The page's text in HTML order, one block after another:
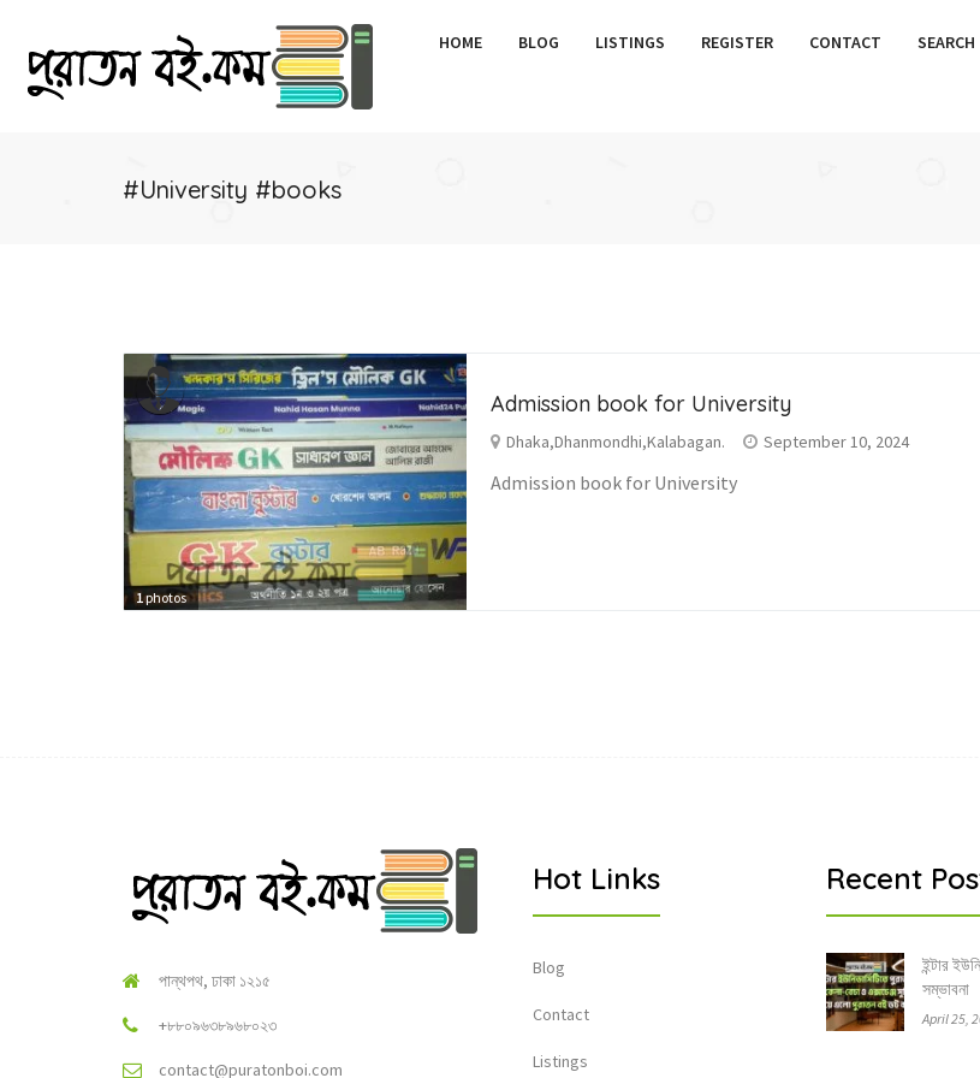
HOME BLOG LISTINGS REGISTER CONTACT SEARCH
#University #books
1photos
Admission book for University
Dhaka,Dhanmondhi,Kalabagan. September 10, 2024
Admission book for University
পান্থপথ, ঢাকা ১২১৫
+৮৮০৯৬৩৮৯৬৮০২৩
contact@puratonboi.com
Hot Links
Blog
Contact
Listings
Recent
ইন্টার
সম্ভাবনা
April 25,